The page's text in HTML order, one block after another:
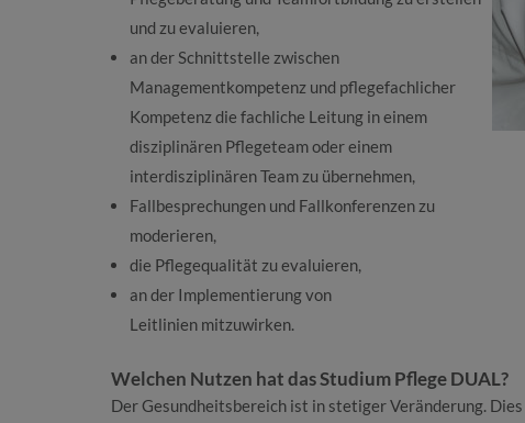
und zu evaluieren,
an der Schnittstelle zwischen
Managementkompetenz und pflegefachlicher
Kompetenz die fachliche Leitung in einem
disziplinären Pflegeteam oder einem
interdisziplinären Team zu übernehmen,
Fallbesprechungen und Fallkonferenzen zu
moderieren,
die Pflegequalität zu evaluieren,
an der Implementierung von
Leitlinien mitzuwirken.
Welchen Nutzen hat das Studium Pflege DUAL?
Der Gesundheitsbereich ist in stetiger Veränderung.